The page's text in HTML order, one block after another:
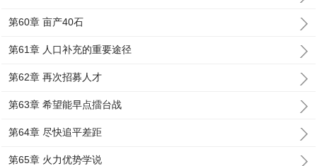
第60章 亩产40石
第61章 人口补充的重要途径
第62章 再次招募人才
第63章 希望能早点擂台战
第64章 尽快追平差距
第65章 火力优势学说